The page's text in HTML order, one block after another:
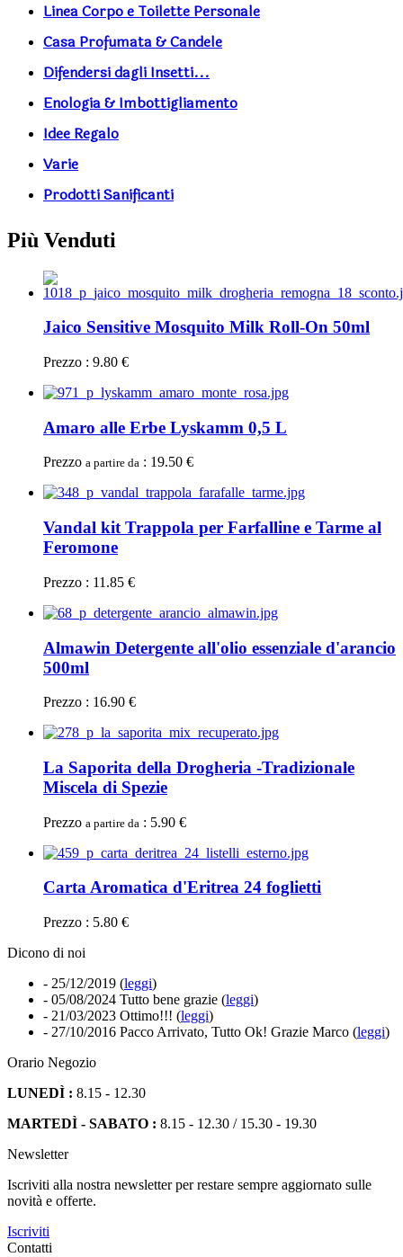
Linea Corpo e Toilette Personale
Casa Profumata & Candele
Difendersi dagli Insetti...
Enologia & Imbottigliamento
Idee Regalo
Varie
Prodotti Sanificanti
Più Venduti
Jaico Sensitive Mosquito Milk Roll-On 50ml
Prezzo : 9.80 €
Amaro alle Erbe Lyskamm 0,5 L
Prezzo a partire da : 19.50 €
Vandal kit Trappola per Farfalline e Tarme al
Feromone
Prezzo : 11.85 €
Almawin Detergente all'olio essenziale d'arancio
500ml
Prezzo : 16.90 €
La Saporita della Drogheria -Tradizionale
Miscela di Spezie
Prezzo a partire da : 5.90 €
Carta Aromatica d'Eritrea 24 foglietti
Prezzo : 5.80 €
Dicono di noi
- 25/12/2019 (leggi)
- 05/08/2024 Tutto bene grazie (leggi)
- 21/03/2023 Ottimo!!! (leggi)
- 27/10/2016 Pacco Arrivato, Tutto Ok! Grazie Marco (leggi)
Orario Negozio
LUNEDÌ : 8.15 - 12.30
MARTEDÌ - SABATO : 8.15 - 12.30 / 15.30 - 19.30
Newsletter
Iscriviti alla nostra newsletter per restare sempre aggiornato sulle
novità e offerte.
Iscriviti
Contatti